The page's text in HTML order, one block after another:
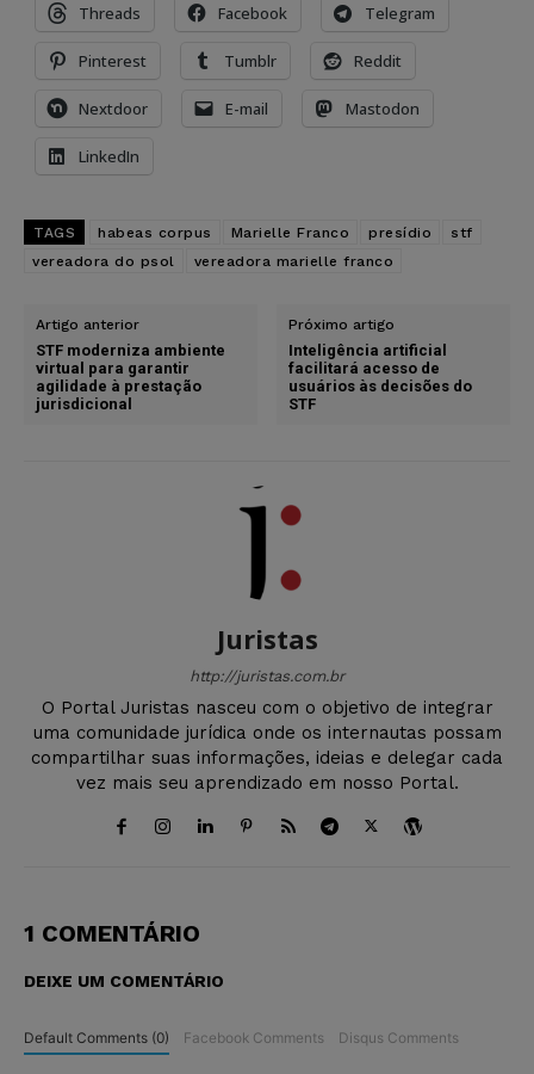
Threads Facebook Telegram
Pinterest Tumblr Reddit
Nextdoor E-mail Mastodon
LinkedIn
TAGS habeas corpus Marielle Franco presídio
stf
vereadora do psol
vereadora marielle franco
Artigo anterior
STF moderniza ambiente
virtual para garantir
agilidade à prestação
jurisdicional
Próximo artigo
Inteligência artificial
facilitará acesso de
usuários às decisões do
STF
Juristas
http://juristas.com.br
O Portal Juristas nasceu com o objetivo de integrar
uma comunidade jurídica onde os internautas possam
compartilhar suas informações, ideias e delegar cada
vez mais seu aprendizado em nosso Portal.
1 COMENTÁRIO
DEIXE UM COMENTÁRIO
Default Comments (0) Facebook Comments Disqus Comments